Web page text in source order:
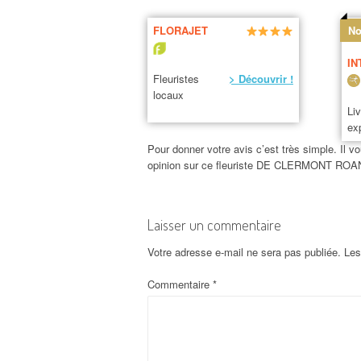
FLORAJET
Fleuristes
locaux
> Découvrir !
Pour donner votre avis c’est très simple. Il
opinion sur ce fleuriste DE CLERMONT
Laisser un commentaire
Votre adresse e-mail ne sera pas publiée.
Commentaire *